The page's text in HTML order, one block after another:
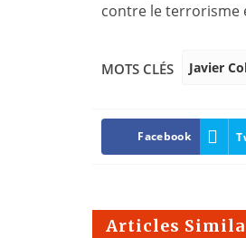
contre le terrorisme
MOTS CLÉS Javier
Facebook
Articles